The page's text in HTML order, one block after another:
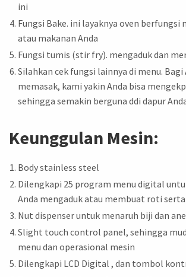
ini
Fungsi Bake. ini layaknya oven berfungsi
atau makanan Anda
Fungsi tumis (stir fry). mengaduk dan
Silahkan cek fungsi lainnya di menu. Bagi
memasak, kami yakin Anda bisa
sehingga semakin berguna ddi dapur
Keunggulan Mesin:
Body stainless steel
Dilengkapi 25 program menu digital
Anda mengaduk atau membuat roti
Nut dispenser untuk menaruh biji dan
Slight touch control panel, sehingga
menu dan operasional mesin
Dilengkapi LCD Digital , dan tombol